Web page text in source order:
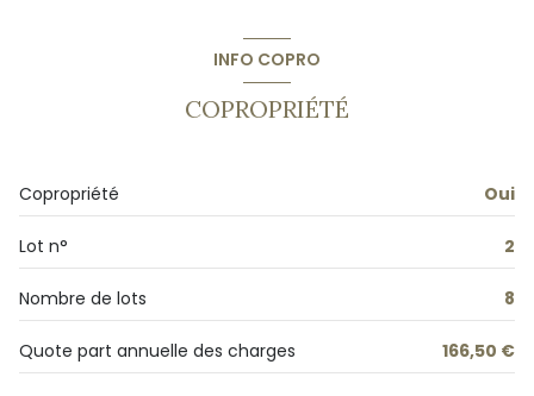
1er étage
vue Citadine
INFO COPRO
COPROPRIÉTÉ
Copropriété Oui
Lot n° 2
Nombre de lots 8
Quote part annuelle des charges 166,50 €